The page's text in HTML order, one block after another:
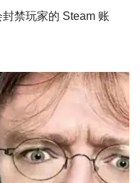
禁玩家的 Steam 账